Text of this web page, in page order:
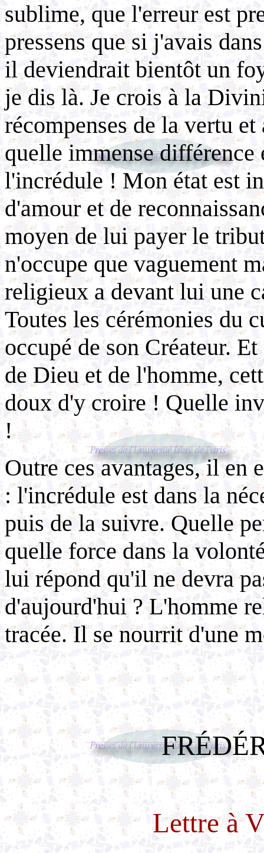
sublime, que l'erreur est
pressens que si j'avais
il deviendrait bientôt un
je dis là. Je crois à la
récompenses de la vertu
quelle immense
l'incrédule ! Mon état est
d'amour et de
moyen de lui payer le
n'occupe que vaguement
religieux a devant lui une
Toutes les cérémonies du
occupé de son Créateur.
de Dieu et de l'homme,
doux d'y croire ! Quelle
!
Outre ces avantages, il en
: l'incrédule est dans la
puis de la suivre. Quelle
quelle force dans la
lui répond qu'il ne devra
d'aujourd'hui ? L'homme
tracée. Il se nourrit d'une
Lettre à